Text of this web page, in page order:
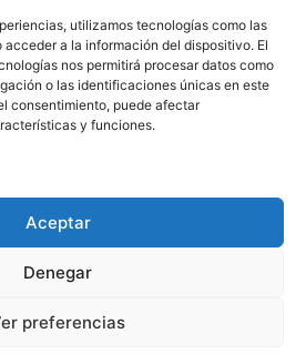
utilizamos tecnologías como las
a la información del dispositivo. El
nos permitirá procesar datos como
o las identificaciones únicas en este
consentimiento, puede afectar
y funciones.
Aceptar
Denegar
preferencias
«Estoy de acuerdo» para
Youtube
DE COOKIES